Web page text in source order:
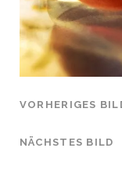
VORHERIGES
NÄCHSTES BILD